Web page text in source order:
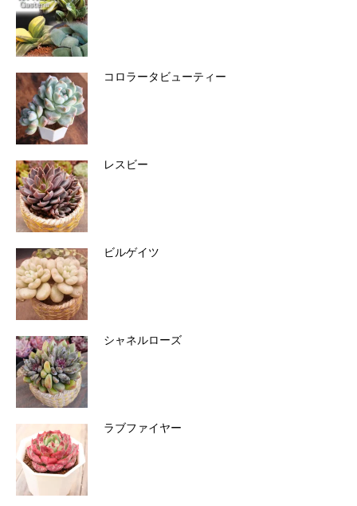
コロラータビューティー
レスビー
ビルゲイツ
シャネルローズ
ラブファイヤー